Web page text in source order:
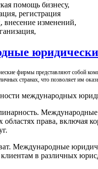
фирмы представляют собой
странах, что позволяет им
международных
областях права, включая
Международные
клиентам в различных
помощь бизнесу,
регистрация
внесение изменений,